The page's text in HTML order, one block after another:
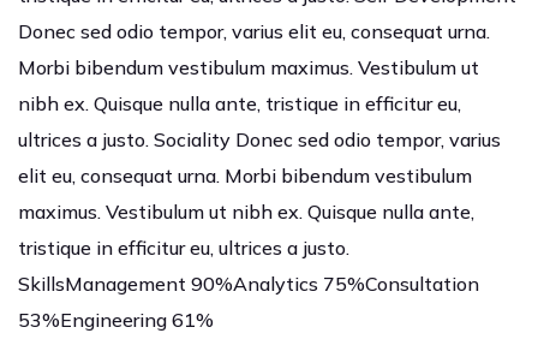
Donec sed odio tempor, varius elit eu, consequat urna.
Morbi bibendum vestibulum maximus. Vestibulum ut
nibh ex. Quisque nulla ante, tristique in efficitur eu,
ultrices a justo. Sociality Donec sed odio tempor, varius
elit eu, consequat urna. Morbi bibendum vestibulum
maximus. Vestibulum ut nibh ex. Quisque nulla ante,
tristique in efficitur eu, ultrices a justo.
SkillsManagement 90%Analytics 75%Consultation
53%Engineering 61%